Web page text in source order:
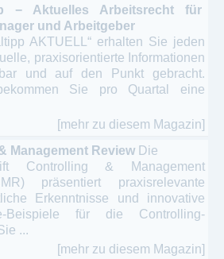
− Aktuelles Arbeitsrecht für
und Arbeitgeber
AKTUELL“ erhalten Sie jeden
praxisorientierte Informationen
und auf den Punkt gebracht.
Sie pro Quartal eine
[mehr zu diesem Magazin]
Management Review Die
Controlling & Management
präsentiert praxisrelevante
Erkenntnisse und innovative
Beispiele für die Controlling-
...
[mehr zu diesem Magazin]